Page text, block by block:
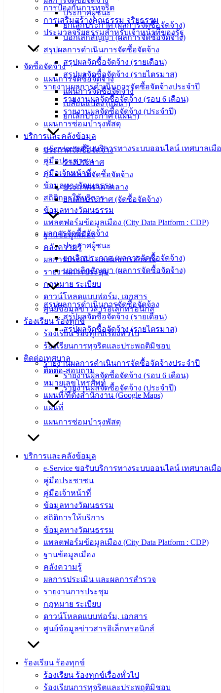
ประกาศผู้ชนะ
ยกเลิกประกาศ (ผลการจัดซื้อจัดจ้าง)
บอกเลิกสัญญา (ผลการจัดซื้อจัดจ้าง)
สรุปผลการดำเนินการจัดซื้อจัดจ้าง
สรุปผลจัดซื้อจัดจ้าง (รายเดือน)
สรุปผลจัดซื้อจัดจ้าง (รายไตรมาส)
รายงานผลการดำเนินการจัดซื้อจัดจ้างประจำปี
รายงานผลจัดซื้อจัดจ้าง (รอบ 6 เดือน)
รายงานผลจัดซื้อจัดจ้าง (ประจำปี)
แผนการซ่อมบำรุงพัสดุ
บริการและคลังข้อมูล
e-Service ขอรับบริการทางระบบออนไลน์ เทศบาลเมื
คู่มือประชาชน
คู่มือเจ้าหน้าที่
ข้อมูลทางวัฒนธรรม
สถิติการให้บริการ
ข้อมูลทางวัฒนธรรม
แพลตฟอร์มข้อมูลเมือง (City Data Platform : CDP)
ฐานข้อมูลเมือง
คลังความรู้
ผลการประเมิน และผลการสำรวจ
รายงานการประชุม
กฎหมาย ระเบียบ
ดาวน์โหลดแบบฟอร์ม, เอกสาร
ศูนย์ข้อมูลข่าวสารอิเล็กทรอนิกส์
ร้องเรียน ร้องทุกข์
ร้องเรียน ร้องทุกข์เรื่องทั่วไป
ร้องเรียนการทุจริตและประพฤติมิชอบ
ติดต่อเทศบาล
ติดต่อ-สอบถาม
หมายเลขโทรศัพท์
แผนที่/ที่ตั้งสำนักงาน (Google Maps)
แผนที่
การป้องกันการทุจริต
การเสริมสร้างคุณธรรม จริยธรรม
ประมวลจริยธรรมสำหรับเจ้าหน้าที่ของรัฐ
จัดซื้อจัดจ้าง
แผนการจัดซื้อจัดจ้าง
แผนการจัดซื้อจัดจ้าง
เปลี่ยนแปลง (แผนฯ)
ยกเลิกประกาศ (แผนฯ)
ประกาศจัดซื้อจัดจ้าง
ร่างประกาศ
ประกาศจัดซื้อจัดจ้าง
ประกาศราคากลาง
ยกเลิกประกาศ (จัดซื้อจัดจ้าง)
ผลการจัดซื้อจัดจ้าง
ประกาศผู้ชนะ
ยกเลิกประกาศ (ผลการจัดซื้อจัดจ้าง)
บอกเลิกสัญญา (ผลการจัดซื้อจัดจ้าง)
สรุปผลการดำเนินการจัดซื้อจัดจ้าง
สรุปผลจัดซื้อจัดจ้าง (รายเดือน)
สรุปผลจัดซื้อจัดจ้าง (รายไตรมาส)
รายงานผลการดำเนินการจัดซื้อจัดจ้างประจำปี
รายงานผลจัดซื้อจัดจ้าง (รอบ 6 เดือน)
รายงานผลจัดซื้อจัดจ้าง (ประจำปี)
แผนการซ่อมบำรุงพัสดุ
บริการและคลังข้อมูล
e-Service ขอรับบริการทางระบบออนไลน์ เทศบาลเมื
คู่มือประชาชน
คู่มือเจ้าหน้าที่
ข้อมูลทางวัฒนธรรม
สถิติการให้บริการ
ข้อมูลทางวัฒนธรรม
แพลตฟอร์มข้อมูลเมือง (City Data Platform : CDP)
ฐานข้อมูลเมือง
คลังความรู้
ผลการประเมิน และผลการสำรวจ
รายงานการประชุม
กฎหมาย ระเบียบ
ดาวน์โหลดแบบฟอร์ม, เอกสาร
ศูนย์ข้อมูลข่าวสารอิเล็กทรอนิกส์
ร้องเรียน ร้องทุกข์
ร้องเรียน ร้องทุกข์เรื่องทั่วไป
ร้องเรียนการทุจริตและประพฤติมิชอบ
เทศบาลเมือง
อ่างศิลา 90/338
ม.3 ต.เสม็ด
อ.เมือง จ.ชลบุรี
038-
142-100-104
ประชาชน
ดาวน์โหลด
ฟอร์ม,
เอกสาร
สำหรับ
ประชาชน/
คู่มือการ
ปฏิบัติ
ข่าวสาร
ศุนย์
ข้อมูล
ข่าวสาร
อิเล็กทรอนิกส์
องค์
ความรู้
(Knowledge
Management)
เทศบาล
สายตรง
นายก
ประวัติ
เทศบาล
ผู้บริหาร
และ
หัวหน้า
ส่วน
ราชการ
สภา
เทศบาล
สงวนลิขสิทธิ์ © 2563 เทศบาลเมืองอ่างศิลา จังหวัดชลบุรี |
angsilacity.go.th | Powered byBuuscript